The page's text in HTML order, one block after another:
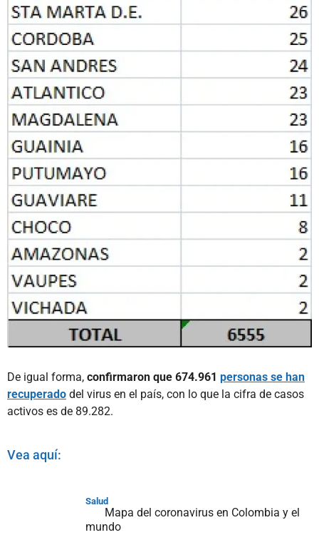
De igual forma, confirmaron que 674.961 personas se han
recuperado del virus en el país, con lo que la cifra de casos
activos es de 89.282.
Vea aquí:
Salud
Mapa del coronavirus en Colombia y el
mundo